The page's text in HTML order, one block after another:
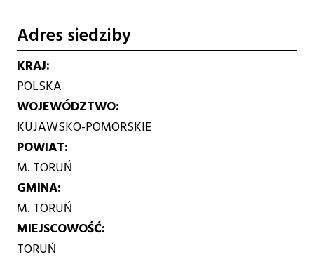
Adres siedziby
KRAJ
POLSKA
WOJEWÓDZTWO
KUJAWSKO-POMORSKIE
POWIAT
M. TORUŃ
GMINA
M. TORUŃ
MIEJSCOWOŚĆ
TORUŃ